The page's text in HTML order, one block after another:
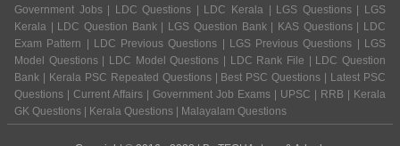
Government Jobs | LDC Questions | LDC Kerala | LGS Questions | LGS
Kerala | LDC Question Bank | LGS Question Bank | KAS Questions | LDC
Exam Pattern | LDC Previous Questions | LGS Previous Questions | LGS
Model Questions | LDC Model Questions | LDC Rank File | LDC Question
Bank | Kerala PSC Repeated Questions | Best PSC Questions | Latest PSC
Questions | Current Affairs | Government Job Exams | UPSC | RRB | Kerala
GK Questions | Kerala Questions | Malayalam Questions